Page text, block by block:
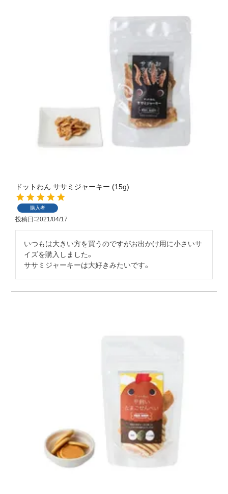
ドットわん ササミジャーキー (15g)
購入者
投稿日 2021/04/17
いつもは大きい方を買うのですがお出かけ用に小さいサ
イズを購入しました。
ササミジャーキーは大好きみたいです。